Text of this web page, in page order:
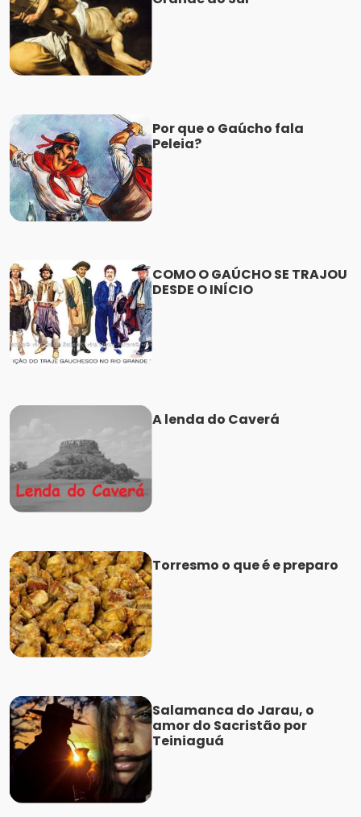
Por que o Gaúcho fala
Peleia?
COMO O GAÚCHO SE TRAJOU
DESDE O INÍCIO
A lenda do Caverá
Torresmo o que é e preparo
Salamanca do Jarau, o
amor do Sacristão por
Teiniaguá